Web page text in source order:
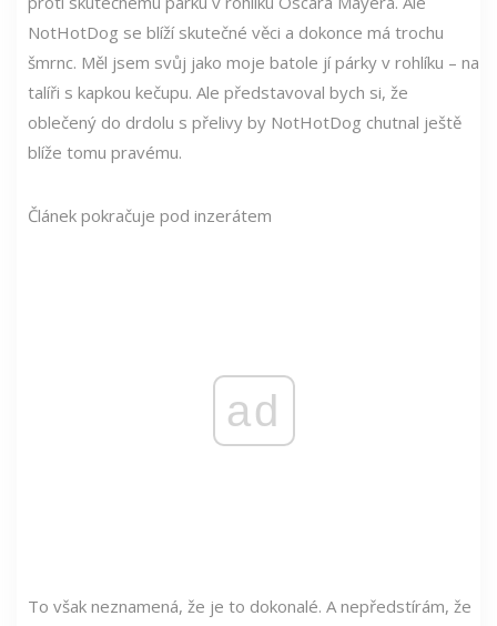
NotHotDog se blíží skutečné věci a dokonce má trochu
šmrnc. Měl jsem svůj jako moje batole jí párky v rohlíku – na
talíři s kapkou kečupu. Ale představoval bych si, že
oblečený do drdolu s přelivy by NotHotDog chutnal ještě
blíže tomu pravému.
Článek pokračuje pod inzerátem
ad
To však neznamená, že je to dokonalé. A nepředstírám, že